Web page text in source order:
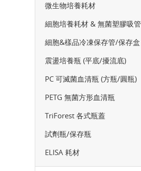
微生物培養耗材
細胞培養耗材 & 無菌塑膠吸管
細胞&樣品冷凍保存管/保存盒
震盪培養瓶 (平底/擾流底)
PC 可滅菌血清瓶 (方瓶/圓瓶)
PETG 無菌方形血清瓶
TriForest 各式瓶蓋
試劑瓶/保存瓶
ELISA 耗材